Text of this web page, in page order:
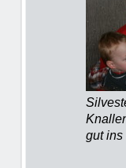
gut ins